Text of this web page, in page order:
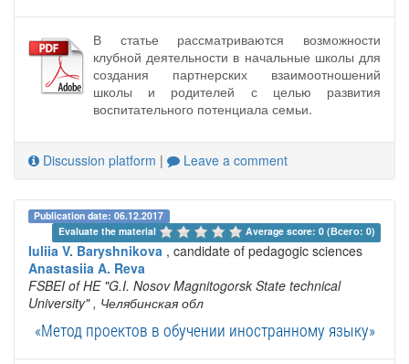
В статье рассматриваются возможности
клубной деятельности в начальные школы для
создания партнерских взаимоотношений
школы и родителей с целью развития
воспитательного потенциала семьи.
Discussion platform | Leave a comment
Publication date: 06.12.2017
Evaluate the material
Average score: 0 (Всего: 0)
Iuliia V. Baryshnikova , candidate of pedagogic sciences
Anastasiia A. Reva
FSBEI of HE "G.I. Nosov Magnitogorsk State technical
University" , Челябинская обл
«Метод проектов в обучении иностранному языку»